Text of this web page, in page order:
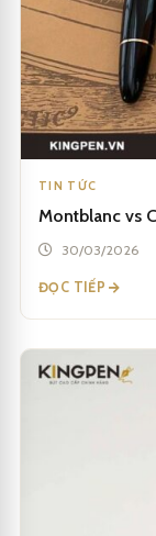
TIN TỨC
Montblanc vs
30/03/2026
ĐỌC TIẾP